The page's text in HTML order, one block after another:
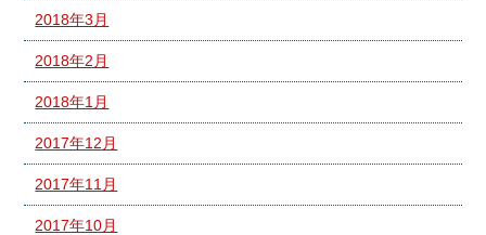
2018年3月
2018年2月
2018年1月
2017年12月
2017年11月
2017年10月